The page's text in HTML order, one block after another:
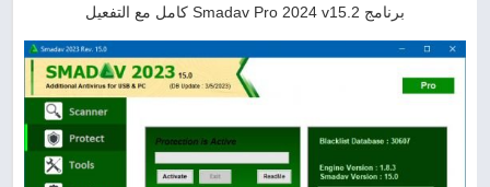
برنامج Smadav Pro 2024 v15.2 كامل مع التفعيل